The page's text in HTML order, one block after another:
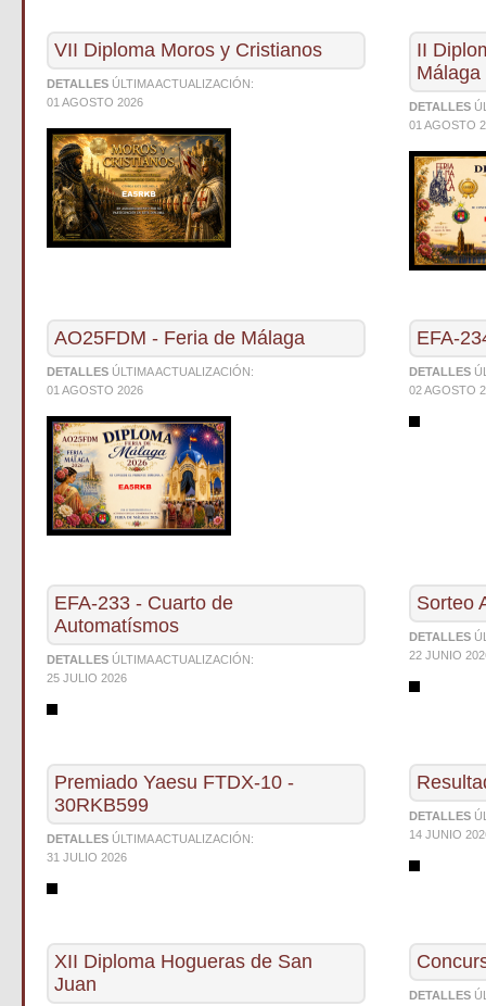
VII Diploma Moros y Cristianos
DETALLES ÚLTIMA ACTUALIZACIÓN:
01 AGOSTO 2026
II
Málaga
DETALLES
01 AGOSTO
AO25FDM - Feria de Málaga
DETALLES ÚLTIMA ACTUALIZACIÓN:
01 AGOSTO 2026
EFA-
DETALLES
02 AGOSTO
EFA-233 - Cuarto de
Automatísmos
DETALLES ÚLTIMA ACTUALIZACIÓN:
25 JULIO 2026
Sorteo
DETALLES
22 JUNIO
Premiado Yaesu FTDX-10 -
30RKB599
DETALLES ÚLTIMA ACTUALIZACIÓN:
31 JULIO 2026
DETALLES
14 JUNIO
XII Diploma Hogueras de San
Juan
DETALLES